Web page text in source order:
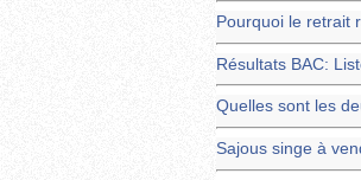
Pourquoi le retrait
Résultats BAC:
Quelles sont les
Sajous singe à